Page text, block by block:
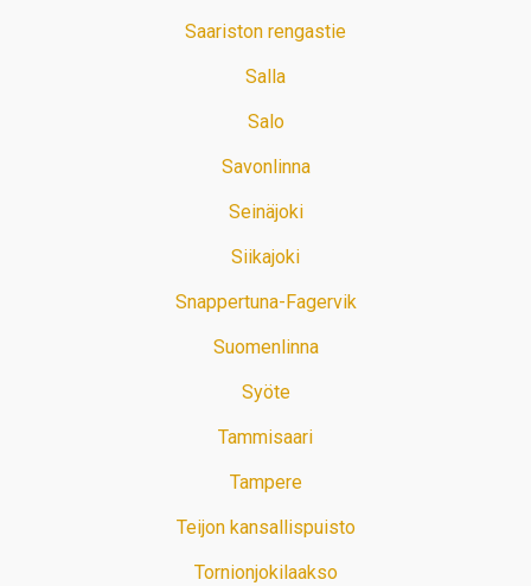
Saariston rengastie
Salla
Salo
Savonlinna
Seinäjoki
Siikajoki
Snappertuna-Fagervik
Suomenlinna
Syöte
Tammisaari
Tampere
Teijon kansallispuisto
Tornionjokilaakso